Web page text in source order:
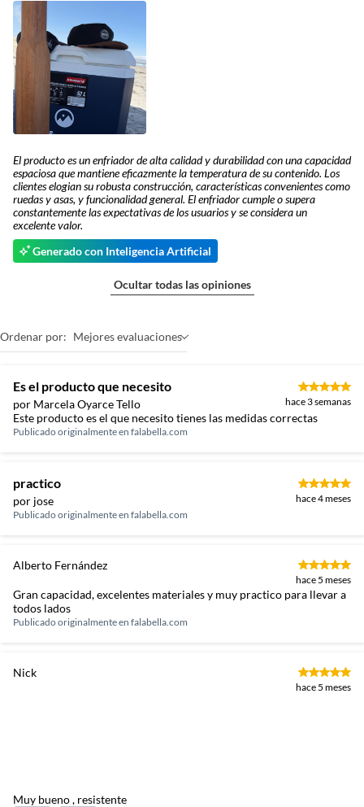
El producto es un enfriador de alta calidad y durabilidad con una capacidad
espaciosa que mantiene eficazmente la temperatura de su contenido. Los
clientes elogian su robusta construcción, características convenientes como
ruedas y asas, y funcionalidad general. El enfriador cumple o supera
constantemente las expectativas de los usuarios y se considera un
excelente valor.
Generado con Inteligencia Artificial
Ocultar todas las opiniones
Ordenar por: Mejores evaluaciones
Es el producto que necesito
por Marcela Oyarce Tello hace 3 semanas
Este producto es el que necesito tienes las medidas correctas
Publicado originalmente en falabella.com
practico
por jose
hace 4 meses
Publicado originalmente en falabella.com
Alberto Fernández
hace 5 meses
Gran capacidad, excelentes materiales y muy practico para llevar a
todos lados
Publicado originalmente en falabella.com
Nick
hace 5 meses
Muy bueno , resistente